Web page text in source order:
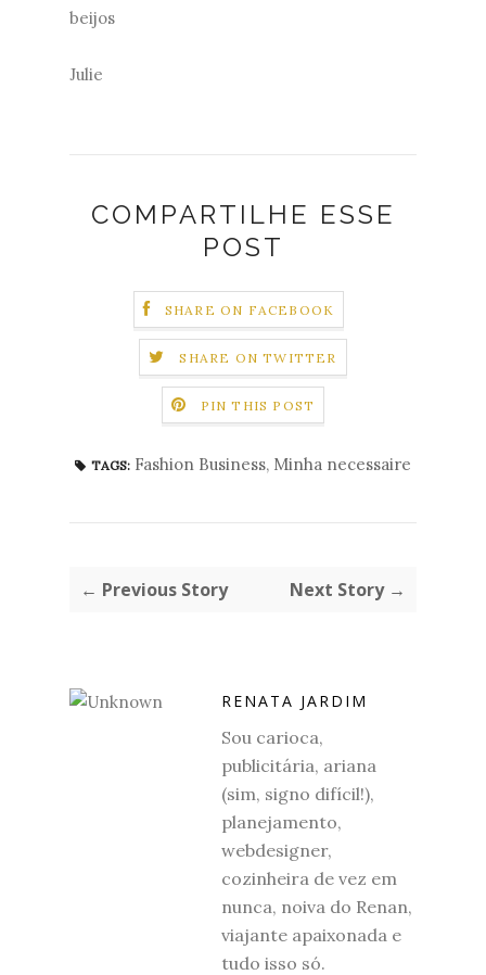
beijos
Julie
COMPARTILHE ESSE
POST
SHARE ON FACEBOOK
SHARE ON TWITTER
PIN THIS POST
TAGS: Fashion Business, Minha necessaire
← Previous Story Next Story →
RENATA JARDIM
Sou carioca,
publicitária, ariana
(sim, signo difícil!),
planejamento,
webdesigner,
cozinheira de vez em
nunca, noiva do Renan,
viajante apaixonada e
tudo isso só.